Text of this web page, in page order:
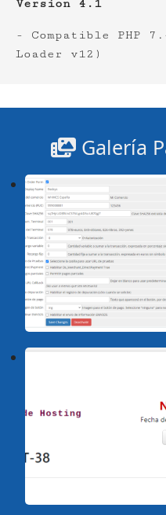
Version 4.1
- Compatible PHP
Loader v12)
Galería